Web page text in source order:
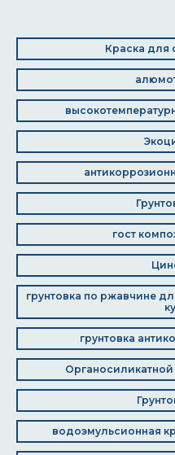
Краска для
гост
грунтовка по ржавчине
грунтовка
водоэмульсионная